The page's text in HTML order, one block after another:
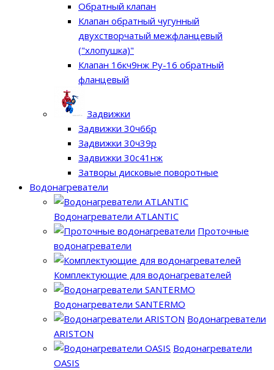
Обратный клапан
Клапан обратный чугунный
двухстворчатый межфланцевый
("хлопушка)"
Клапан 16кч9нж Ру-16 обратный
фланцевый
Задвижки
Задвижки 30ч6бр
Задвижки 30ч39р
Задвижки 30с41нж
Затворы дисковые поворотные
Водонагреватели
Водонагреватели ATLANTIC
Проточные
водонагреватели
Комплектующие для водонагревателей
Водонагреватели SANTERMO
Водонагреватели
ARISTON
Водонагреватели
OASIS